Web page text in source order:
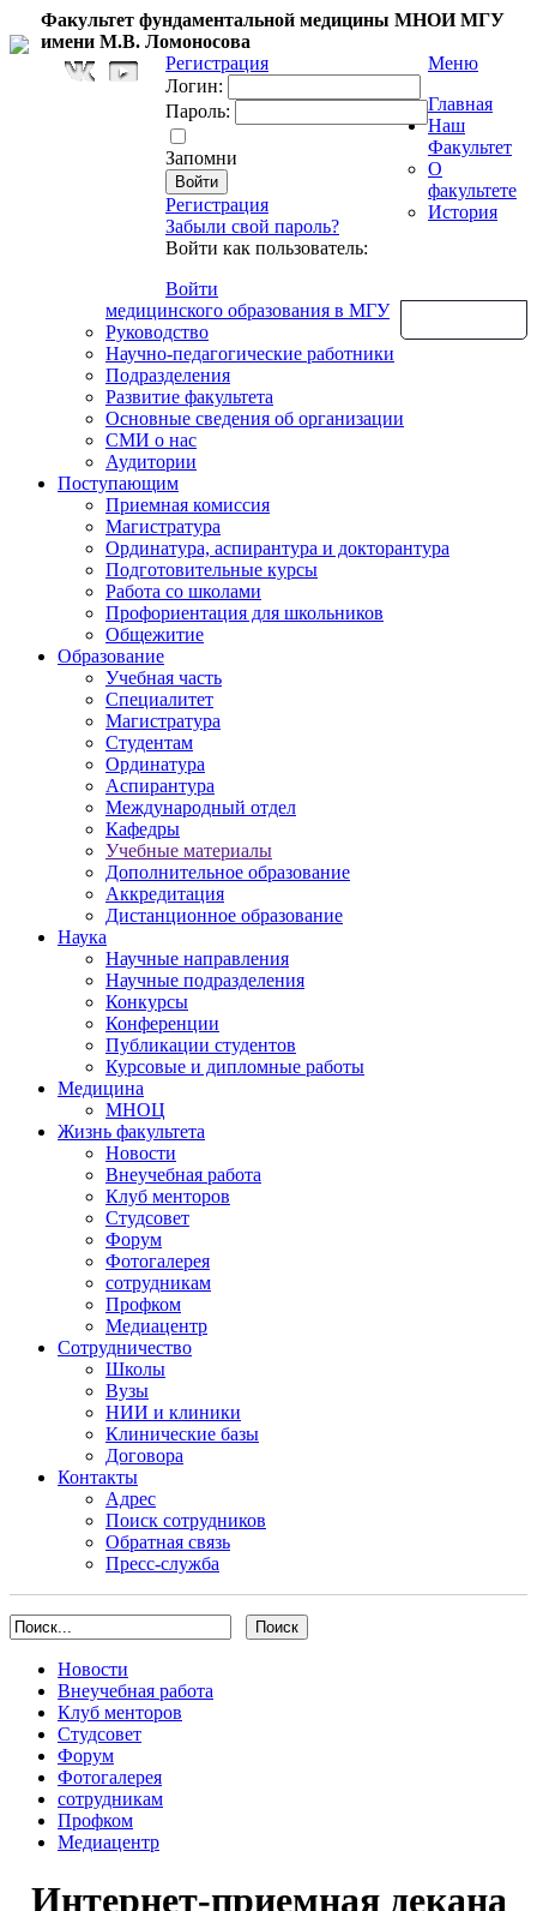
Факультет фундаментальной медицины МНОИ МГУ
имени М.В. Ломоносова
Регистрация
Логин:
Пароль:
Запомни
Регистрация
Забыли свой пароль?
Войти как пользователь:
Войти
Меню
Главная
Наш
Факультет
О
факультете
История
медицинского образования в МГУ
Руководство
Научно-педагогические работники
Подразделения
Развитие факультета
Основные сведения об организации
СМИ о нас
Аудитории
Поступающим
Приемная комиссия
Магистратура
Ординатура, аспирантура и докторантура
Подготовительные курсы
Работа со школами
Профориентация для школьников
Общежитие
Образование
Учебная часть
Специалитет
Магистратура
Студентам
Ординатура
Аспирантура
Международный отдел
Кафедры
Учебные материалы
Дополнительное образование
Аккредитация
Дистанционное образование
Наука
Научные направления
Научные подразделения
Конкурсы
Конференции
Публикации студентов
Курсовые и дипломные работы
Медицина
МНОЦ
Жизнь факультета
Новости
Внеучебная работа
Клуб менторов
Студсовет
Форум
Фотогалерея
сотрудникам
Профком
Медиацентр
Сотрудничество
Школы
Вузы
НИИ и клиники
Клинические базы
Договора
Контакты
Адрес
Поиск сотрудников
Обратная связь
Пресс-служба
Новости
Внеучебная работа
Клуб менторов
Студсовет
Форум
Фотогалерея
сотрудникам
Профком
Медиацентр
Интернет-приемная декана